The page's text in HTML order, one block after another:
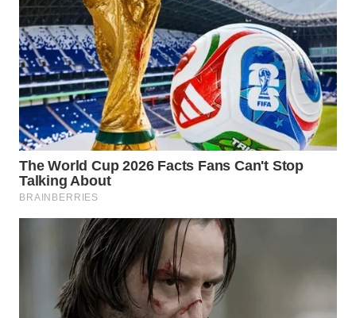
KALBAR
WN
KALTENG
WN
KALTARA
WN
KALSEL
SULSEL